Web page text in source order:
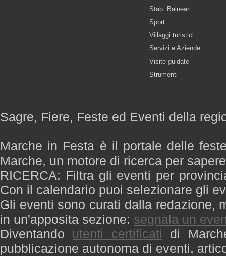
Stab. Balneari
Sport
Villaggi turistici
Servizi e Aziende
Visite guidate
Strumenti
Sagre, Fiere, Feste ed Eventi della
Marche in Festa è il portale delle
Marche, un motore di ricerca per
RICERCA: Filtra gli eventi per
Con il calendario puoi selezionare gli
Gli eventi sono curati dalla redazione,
in un'apposita sezione: segnala un
Diventando utenti certificati di
pubblicazione autonoma di eventi,